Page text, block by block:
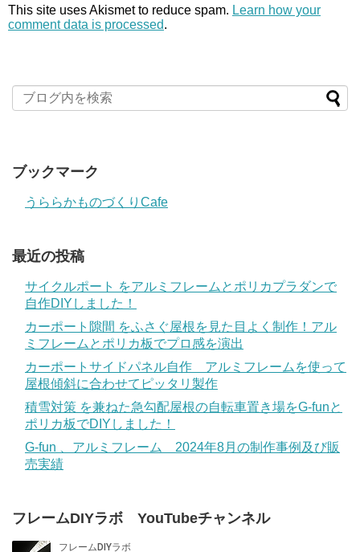
This site uses Akismet to reduce spam. Learn how your
comment data is processed.
ブックマーク
うららかものづくりCafe
最近の投稿
サイクルポート をアルミフレームとポリカプラダンで
自作DIYしました！
カーポート隙間 をふさぐ屋根を見た目よく制作！アル
ミフレームとポリカ板でプロ感を演出
カーポートサイドパネル自作 アルミフレームを使って
屋根傾斜に合わせてピッタリ製作
積雪対策 を兼ねた急勾配屋根の自転車置き場をG-funと
ポリカ板でDIYしました！
G-fun 、アルミフレーム 2024年8月の制作事例及び販
売実績
フレームDIYラボ YouTubeチャンネル